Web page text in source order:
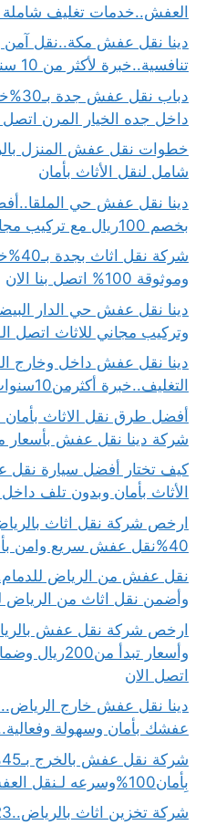
العفش..خدمات تغليف شاملة
دينا نقل عفش مكة..نقل آمن
تنافسية..خبرة لأكثر من 10 سنوات..ضمان الجودة
دباب
داخل جده الخيار المرن اتصل
خطوات نقل عفش المنزل
شامل لنقل الأثاث بأمان
دينا نقل عفش حي
بخصم 100ريال مع تركيب مجاني للعفش
شركة
وموثوقة 100% اتصل بنا الان
وتركيب مجاني للاثاث اتصل
التغليف..خبرة أكثرمن10سنوات..اتصل بنا
شركة دينا نقل عفش بأسعار
كيف تختار أفضل سيارة
الأثاث بأمان وبدون تلف
ارخص شركة نقل اثاث
40%نقل عفش سريع وامن بأفضل الأسعار
وأضمن نقل اثاث من الرياض
ارخص شركة نقل عفش
اتصل الان
عفشك بأمان وسهولة وفعالية..35%خصم
بِأمان100%وسرعه لـنقل العفش اتصل بنا